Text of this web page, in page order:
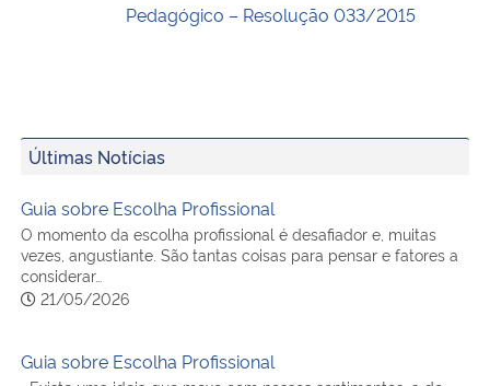
Pedagógico – Resolução 033/2015
Últimas Notícias
Guia sobre Escolha Profissional
O momento da escolha profissional é desafiador e, muitas
vezes, angustiante. São tantas coisas para pensar e fatores a
considerar…
21/05/2026
Guia sobre Escolha Profissional